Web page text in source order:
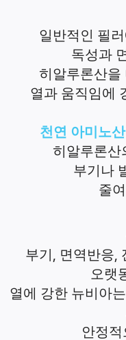
일반적인 필
독성과
히알루론산을
열과 움직임에
천연 아미노
히알루론산
부기나
줄
부기
면역반응
오랫
열에 강한 뉴비아
안정